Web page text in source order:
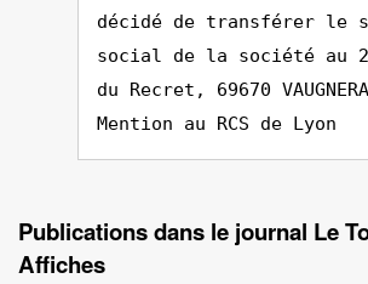
décidé de transférer le
social de la société au
du Recret, 69670
Mention au RCS de Lyon
Publications dans le journal Le
Affiches